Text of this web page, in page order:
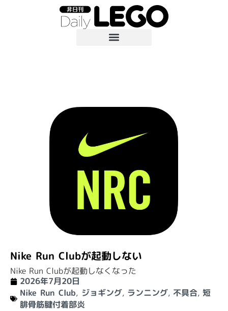
Nike Run Clubが起動しない
Nike Run Clubが起動しなくなった
2026年7月20日
Nike Run Club, ジョギング, ランニング, 不具合,短
腓骨筋腱付着部炎